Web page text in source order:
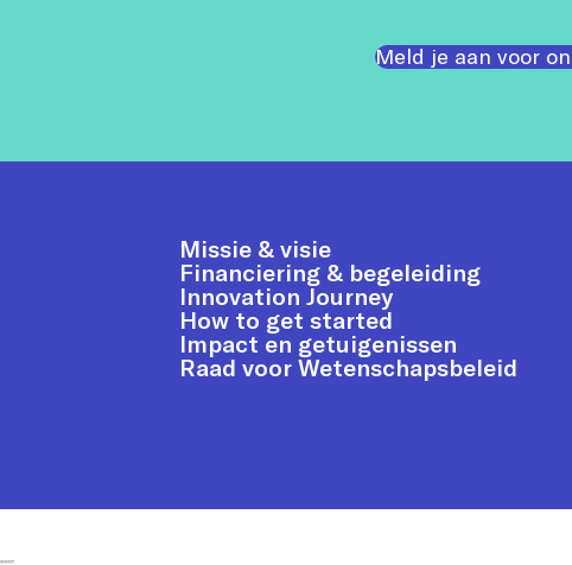
Meld je aan voor
Missie & visie
Financiering & begeleiding
Innovation Journey
How to get started
Impact en getuigenissen
Raad voor Wetenschapsbeleid